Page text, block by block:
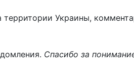
Украины,
Спасибо за